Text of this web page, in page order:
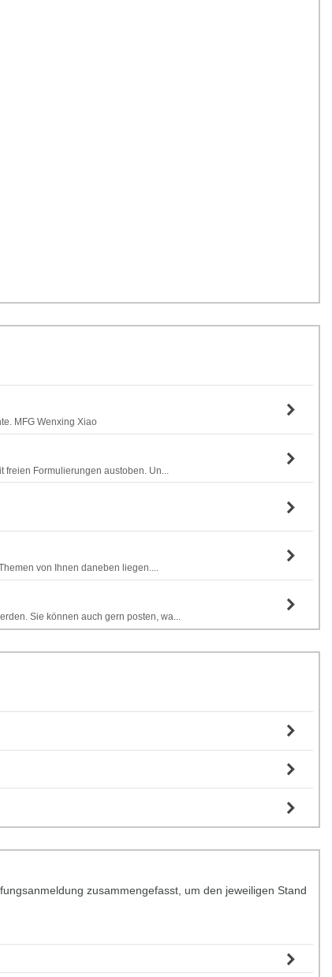
MFG Wenxing Xiao
Formulierungen austoben. Un...
von Ihnen daneben liegen....
Sie können auch gern posten, wa...
zusammengefasst, um den jeweiligen Stand